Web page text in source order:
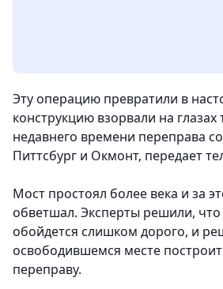
Эту операцию превратили в
конструкцию взорвали на
недавнего времени переправа
Питтсбург и Окмонт, передает
Мост простоял более века и за
обветшал. Эксперты решили,
обойдется слишком дорого, и
освободившемся месте
переправу.